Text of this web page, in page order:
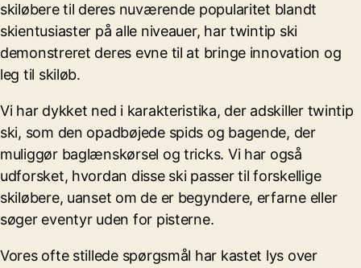
skiløbere til deres nuværende popularitet blandt
skientusiaster på alle niveauer, har twintip ski
demonstreret deres evne til at bringe innovation og
leg til skiløb.
Vi har dykket ned i karakteristika, der adskiller twintip
ski, som den opadbøjede spids og bagende, der
muliggør baglænskørsel og tricks. Vi har også
udforsket, hvordan disse ski passer til forskellige
skiløbere, uanset om de er begyndere, erfarne eller
søger eventyr uden for pisterne.
Vores ofte stillede spørgsmål har kastet lys over